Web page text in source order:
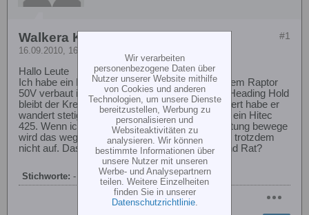
#1
Walkera Kreisel wandert
16.09.2010, 16:37
Hallo Leute
Ich habe ein Problem mit dem Kreisel der in einem Raptor
50V verbaut ist. Steuerung ist eine MC 22. Bei Heading Hold
bleibt der Kreisel nicht dort wo ich ihn hingesteuert habe er
wandert stetig in die gleiche Richtung. Servo ist ein Hitec
425. Wenn ich die Trimmung in die andere Richtung bewege
wird das wegdrehen etwas langsamer aber hört trotzdem
nicht auf. Das alles ohne Motorlauf. Weis jemand Rat?
Stichworte: -
Wir verarbeiten
personenbezogene Daten über
Nutzer unserer Website mithilfe
von Cookies und anderen
Technologien, um unsere Dienste
bereitzustellen, Werbung zu
personalisieren und
Websiteaktivitäten zu
analysieren. Wir können
bestimmte Informationen über
unsere Nutzer mit unseren
Werbe- und Analysepartnern
teilen. Weitere Einzelheiten
finden Sie in unserer
Datenschutzrichtlinie.